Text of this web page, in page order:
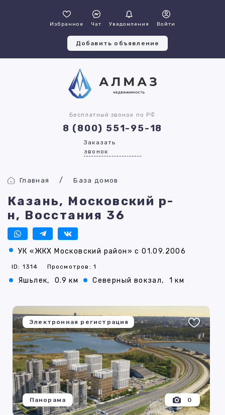
Избранное Чат Уведомления Войти
Добавить объявление
Бесплатный звонок по РФ
8 (800) 551-95-18
Заказать
звонок
Главная База домов
Казань, Московский р-
н, Восстания 36
УК «ЖКХ Московский район» с 01.09.2006
ID: 1314 Просмотров: 1
​Яшьлек, 0.9 км Северный вокзал, 1 км
Электронная регистрация
0
Панорама